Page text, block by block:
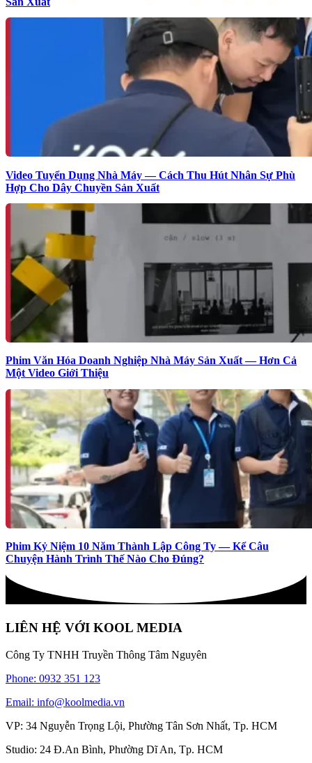
Video Tuyển Dụng Nhà Máy — Cách Thu Hút Nhân Sự Phù
Hợp Cho Dây Chuyền Sản Xuất
Phim Văn Hóa Doanh Nghiệp Nhà Máy Sản Xuất — Hơn Cả
Một Video Giới Thiệu
Phim Kỷ Niệm 10 Năm Thành Lập Công Ty — Kể Câu
Chuyện Hành Trình Thế Nào Cho Đúng?
LIÊN HỆ VỚI KOOL MEDIA
Công Ty TNHH Truyền Thông Tâm Nguyên
Phone: 0932 351 123
Email: info@koolmedia.vn
VP: 34 Nguyễn Trọng Lội, Phường Tân Sơn Nhất, Tp. HCM
Studio: 24 Đ.An Bình, Phường Dĩ An, Tp. HCM